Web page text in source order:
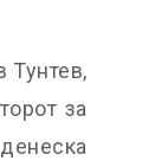
Тунтев,
за